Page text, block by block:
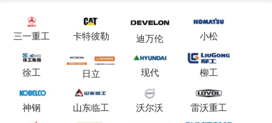
三一重工 卡特彼勒 迪万伦 小松
徐工 日立 现代 柳工
神钢 山东临工 沃尔沃 雷沃重工